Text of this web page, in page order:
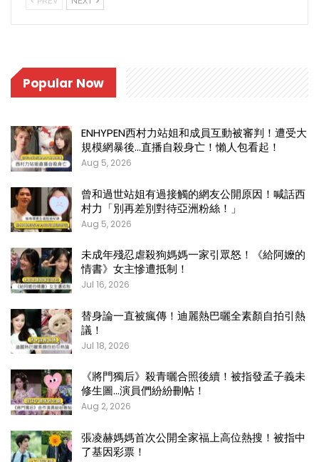
Popular Now
ENHYPEN西村力站姐和成員互動被審判！遭受大
規模網暴後…直播自殺身亡！懶人包看起！
Aug 5, 2026
曾和過世站姐有過接觸的網友公開原因！喊話西
村力「別再差別對待亞洲粉絲！」
Aug 5, 2026
未成年殘忍虐殺狗媽媽一家引眾怒！《給阿嬤的
情書》女主慘遭抵制！
Jul 16, 2026
替身論一直被瘋傳！迪麗熱巴曬全素顏自拍引熱
議！
Jul 18, 2026
《將門獨后》殺青曬合照後續！被指發孟子義未
修生圖…演員們紛紛刪帖！
Aug 2, 2026
張凌赫媽媽首次公開全家福上高位熱搜！被指中
了基因彩票！